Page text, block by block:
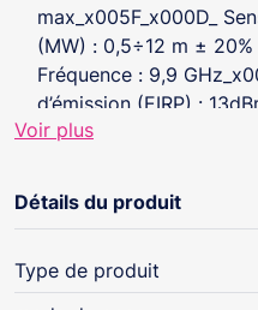
max_x005F_x000D_
(MW) : 0,5÷12 m ± 20% (trimmer)_x005F_x000D_
Fréquence : 9,9
d’émission (EIRP) :
m_x005F_x000D_
Couverture IR :
détection : 18
_x005F_x000D_
mA /
Voir plus
Détails du produit
Type de produit